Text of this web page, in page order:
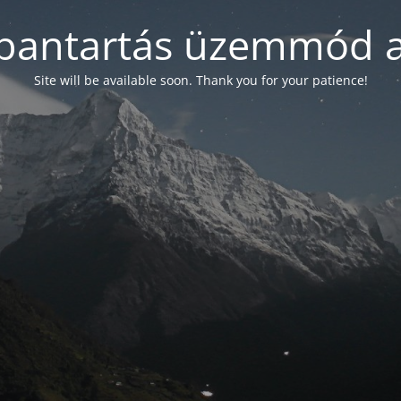
üzemmód
Site will be available soon. Thank you for your patience!